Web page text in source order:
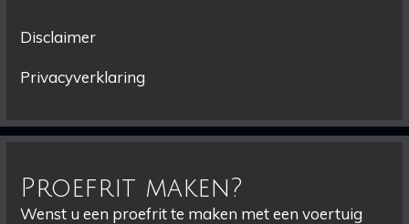
Disclaimer
Privacyverklaring
Proefrit maken?
Wenst u een proefrit te maken met een voertuig